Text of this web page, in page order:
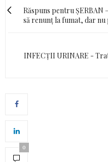
Răspuns pentru ȘERBAN
să renunț la fumat, dar nu
INFECȚII URINARE -
0